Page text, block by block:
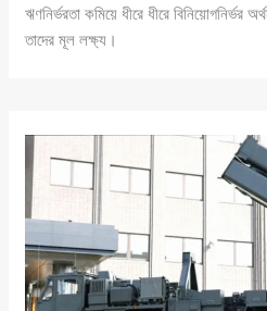
ঋণনির্ভরতা কমিয়ে ধীরে ধীরে বিনিয়োগনির্ভর
তাদের মূল লক্ষ্য।